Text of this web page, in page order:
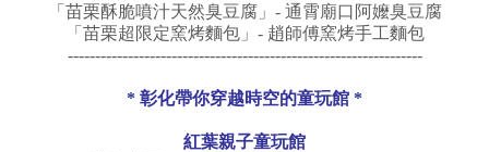
「 苗栗酥脆噴汁天然臭豆腐」- 通霄廟口阿嬤臭豆腐
「 苗栗超限定窯烤麵包」- 趙師傅窯烤手工麵包
-----------------------------------------------------------------
* 彰化帶你穿越時空的童玩館 *
紅葉親子童玩館